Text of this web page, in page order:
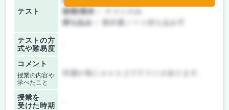
テスト
後期/期末：
持ち込み：
教科書ノート持ち込み可
テストの方
式や難易度
コメント
授業の内容や
学べたこと
何週か毎にｗｅｂ上でテストがあります。
授業を
受けた時期